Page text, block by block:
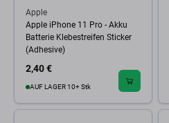
Apple
Apple iPhone 11 Pro - Akku
Batterie Klebestreifen Sticker
(Adhesive)
2,40 €
AUF LAGER 10+ Stk